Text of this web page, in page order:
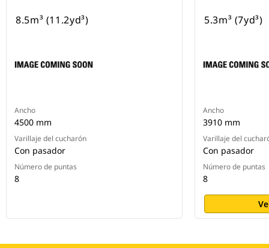
8.5m³ (11.2yd³)
Ancho
4500 mm
Varillaje del cucharón
Con pasador
Número de puntas
8
5.3m³ (7yd³)
Ancho
3910 mm
Varillaje del
Con pasador
Número de puntas
8